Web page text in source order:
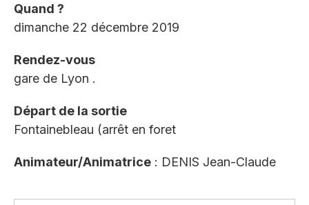
Quand ?
dimanche 22 décembre 2019
Rendez-vous
gare de Lyon .
Départ de la sortie
Fontainebleau (arrêt en foret
Animateur/Animatrice : DENIS Jean-Claude